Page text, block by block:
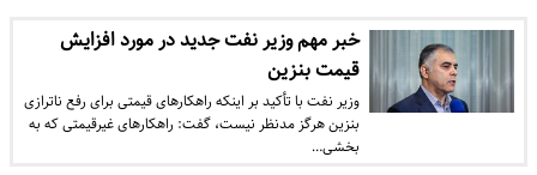
خبر مهم وزیر نفت جدید در مورد افزایش
قیمت بنزین
وزیر نفت با تأکید بر اینکه راهکارهای قیمتی برای رفع ناترازی
بنزین هرگز مدنظر نیست، گفت: راهکارهای غیرقیمتی که به
بخشی…